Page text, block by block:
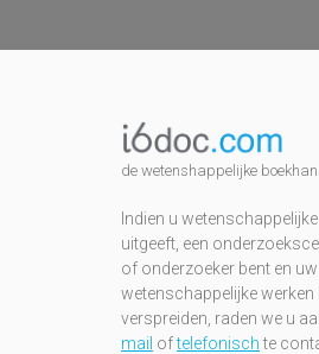
de wetenshappelijke
Indien u
uitgeeft, een
of onderzoeker bent en uw
wetenschappelijke werken
verspreiden, raden we u
mail oftelefonischte